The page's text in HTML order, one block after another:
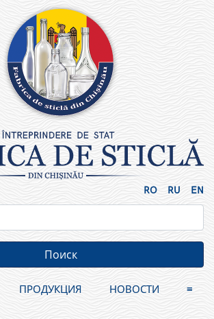
RO RU EN
ПРОДУКЦИЯ НОВОСТИ ≡